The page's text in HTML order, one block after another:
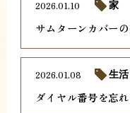
サムターンカバー
2026.01.10 家
ダイヤル番号を忘
2026.01.08 生活